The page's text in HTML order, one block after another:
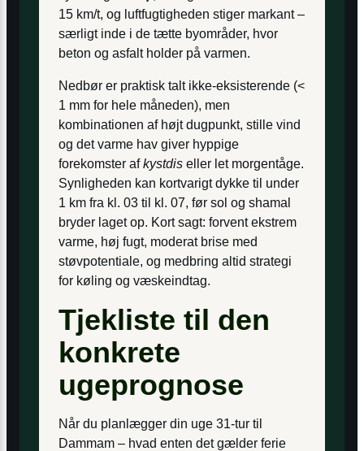
15 km/t, og luftfugtigheden stiger markant –
særligt inde i de tætte byområder, hvor
beton og asfalt holder på varmen.
Nedbør er praktisk talt ikke-eksisterende (<
1 mm for hele måneden), men
kombinationen af højt dugpunkt, stille vind
og det varme hav giver hyppige
forekomster afkystdis eller let morgentåge.
Synligheden kan kortvarigt dykke til under
1 km fra kl. 03 til kl. 07, før sol og shamal
bryder laget op. Kort sagt: forvent ekstrem
varme, høj fugt, moderat brise med
støvpotentiale, og medbring altid strategi
for køling og væskeindtag.
Tjekliste til den
konkrete
ugeprognose
Når du planlægger din uge 31-tur til
Dammam – hvad enten det gælder ferie